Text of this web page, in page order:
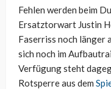
Fehlen werden beim
Ersatztorwart Justin
Faserriss noch länger
sich noch im
Verfügung steht
Rotsperre aus dem